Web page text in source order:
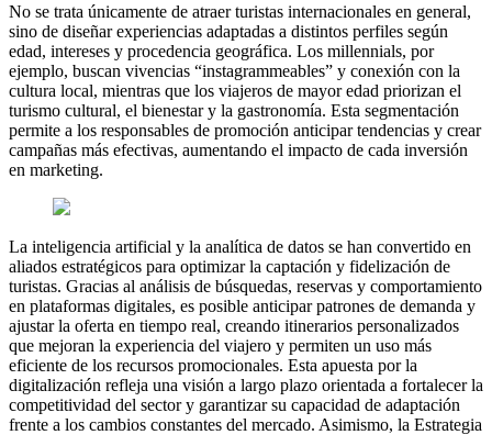
No se trata únicamente de atraer turistas internacionales en general,
sino de diseñar experiencias adaptadas a distintos perfiles según
edad, intereses y procedencia geográfica. Los millennials, por
ejemplo, buscan vivencias “instagrammeables” y conexión con la
cultura local, mientras que los viajeros de mayor edad priorizan el
turismo cultural, el bienestar y la gastronomía. Esta segmentación
permite a los responsables de promoción anticipar tendencias y crear
campañas más efectivas, aumentando el impacto de cada inversión
en marketing.
La inteligencia artificial y la analítica de datos se han convertido en
aliados estratégicos para optimizar la captación y fidelización de
turistas. Gracias al análisis de búsquedas, reservas y comportamiento
en plataformas digitales, es posible anticipar patrones de demanda y
ajustar la oferta en tiempo real, creando itinerarios personalizados
que mejoran la experiencia del viajero y permiten un uso más
eficiente de los recursos promocionales. Esta apuesta por la
digitalización refleja una visión a largo plazo orientada a fortalecer la
competitividad del sector y garantizar su capacidad de adaptación
frente a los cambios constantes del mercado. Asimismo, la Estrategia